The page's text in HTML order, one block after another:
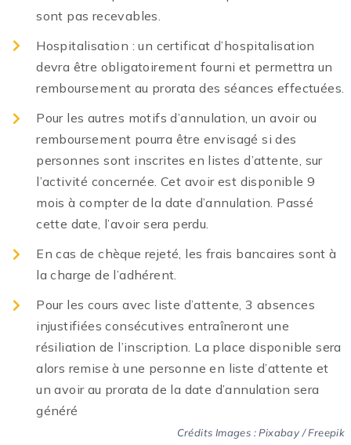
sont pas recevables.
Hospitalisation :un certificat d’hospitalisation
devra être obligatoirement fourni et permettra un
remboursement au prorata des séances effectuées.
Pour les autres motifs d’annulation, un avoir ou
remboursement pourra être envisagé si des
personnes sont inscrites en listes d’attente, sur
l’activité concernée. Cet avoir est disponible 9
mois à compter de la date d’annulation. Passé
cette date, l’avoir sera perdu.
En cas de chèque rejeté, les frais bancaires sont à
la charge de l’adhérent.
Pour les cours avec liste d’attente, 3 absences
injustifiées consécutives entraîneront une
résiliation de l’inscription. La place disponible sera
alors remise à une personne en liste d’attente et
un avoir au prorata de la date d’annulation sera
généré
Crédits Images : Pixabay / Freepik